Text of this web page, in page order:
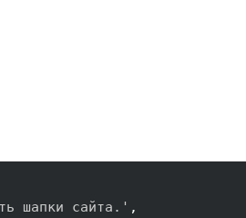
шапки сайта.' ,